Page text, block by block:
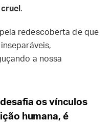
.
redescoberta de que
a nossa
os vínculos
humana, é